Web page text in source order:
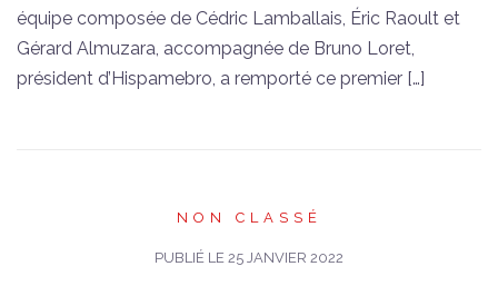
équipe composée de Cédric Lamballais, Éric Raoult et
Gérard Almuzara, accompagnée de Bruno Loret,
président d’Hispamebro, a remporté ce premier […]
NON CLASSÉ
PUBLIÉ LE 25 JANVIER 2022